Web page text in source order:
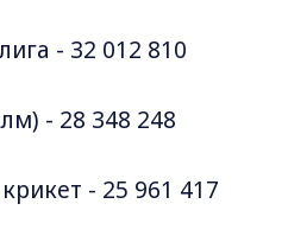
- 32 012 810
- 28 348 248
- 25 961 417